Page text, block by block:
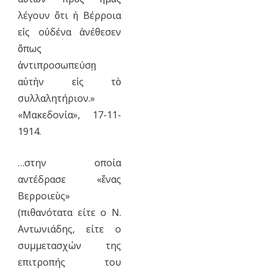
λέγουν ὅτι ἡ Βέρροια
εἰς οὐδένα ἀνέθεσεν
ὅπως
ἀντιπροσωπεύσῃ
αὐτὴν εἰς τὸ
συλλαλητήριον.»
«Μακεδονία», 17-11-
1914.
…στην οποία
αντέδρασε «ἕνας
Βερροιεὺς»
(πιθανότατα είτε ο Ν.
Αντωνιάδης, είτε ο
συμμετασχών της
επιτροπής του